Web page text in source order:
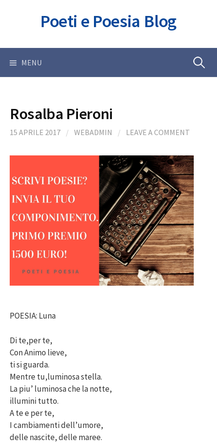
Poeti e Poesia Blog
MENU Ricerca
Rosalba Pieroni
15 APRILE 2017 / WEBADMIN / LEAVE A COMMENT
POESIA: Luna
Di te,per te,
Con Animo lieve,
ti si guarda.
Mentre tu,luminosa stella.
La piu’ luminosa che la notte,
illumini tutto.
A te e per te,
I cambiamenti dell’umore,
delle nascite, delle maree.